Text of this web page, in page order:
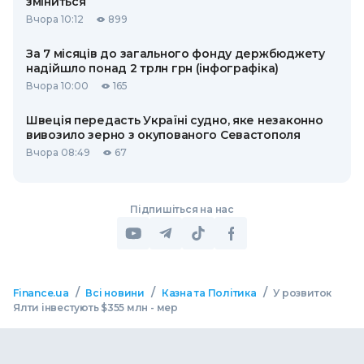
Вчора 10:12 899
За 7 місяців до загального фонду держбюджету
надійшло понад 2 трлн грн (інфографіка)
Вчора 10:00 165
Швеція передасть Україні судно, яке незаконно
вивозило зерно з окупованого Севастополя
Вчора 08:49 67
Підпишіться на нас
Finance.ua / Всі новини / Казна та Політика / У розвиток
Ялти інвестують $355 млн - мер